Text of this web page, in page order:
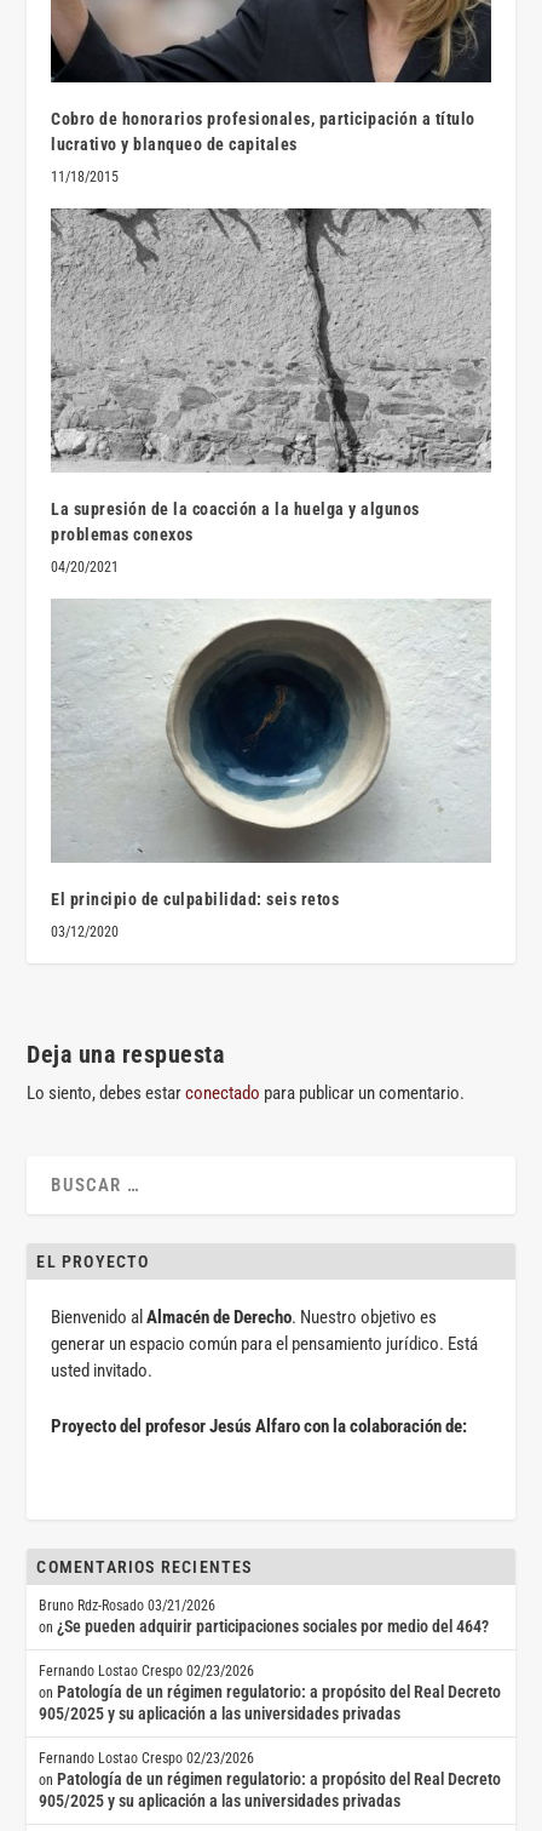
Cobro de honorarios profesionales, participación a título
lucrativo y blanqueo de capitales
11/18/2015
La supresión de la coacción a la huelga y algunos
problemas conexos
04/20/2021
El principio de culpabilidad: seis retos
03/12/2020
Deja una respuesta
Lo siento, debes estarconectado para publicar un comentario.
EL PROYECTO
Bienvenido alAlmacén de Derecho. Nuestro objetivo es
generar un espacio común para el pensamiento jurídico. Está
usted invitado.
Proyecto del profesor Jesús Alfaro con la colaboración de:
COMENTARIOS RECIENTES
Bruno Rdz-Rosado 03/21/2026
on¿Se pueden adquirir participaciones sociales por medio del 464?
Fernando Lostao Crespo 02/23/2026
on Patología de un régimen regulatorio: a propósito del Real Decreto
905/2025 y su aplicación a las universidades privadas
Fernando Lostao Crespo 02/23/2026
on Patología de un régimen regulatorio: a propósito del Real Decreto
905/2025 y su aplicación a las universidades privadas